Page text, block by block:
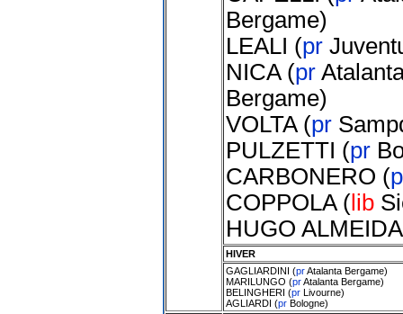
Bergame)
LEALI (pr
NICA(pr
Bergame)
VOLTA(pr
PULZETTI (pr
CARBONERO (
COPPOLA(lib
HUGO ALMEIDA
HIVER
GAGLIARDINI (prAtalanta Bergame)
MARILUNGO (prAtalanta Bergame)
BELINGHERI (pr Livourne)
AGLIARDI (pr Bologne)